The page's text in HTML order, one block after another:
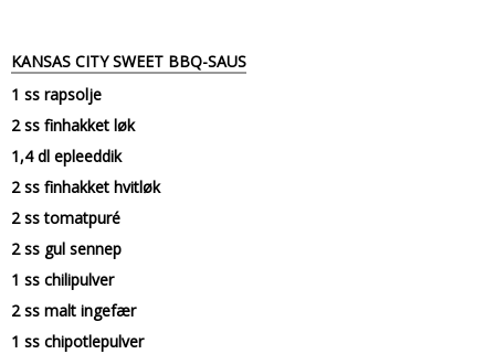
KANSAS CITY SWEET BBQ-SAUS
1 ss rapsolje
2 ss finhakket løk
1,4 dl epleeddik
2 ss finhakket hvitløk
2 ss tomatpuré
2 ss gul sennep
1 ss chilipulver
2 ss malt ingefær
1 ss chipotlepulver